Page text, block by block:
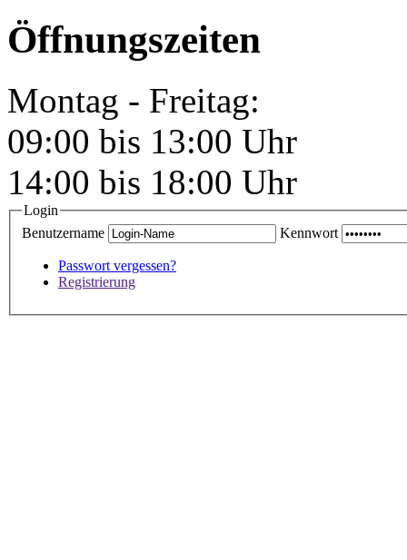
Öffnungszeiten
Montag - Freitag:
09:00 bis 13:00 Uhr
14:00 bis 18:00 Uhr
Login
Benutzername
Kennwort
Passwort vergessen?
Registrierung